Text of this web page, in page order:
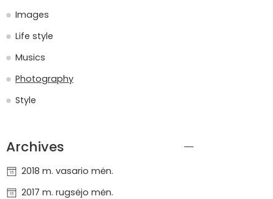
Images
Life style
Musics
Photography
Style
Archives
2018 m. vasario mėn.
2017 m. rugsėjo mėn.